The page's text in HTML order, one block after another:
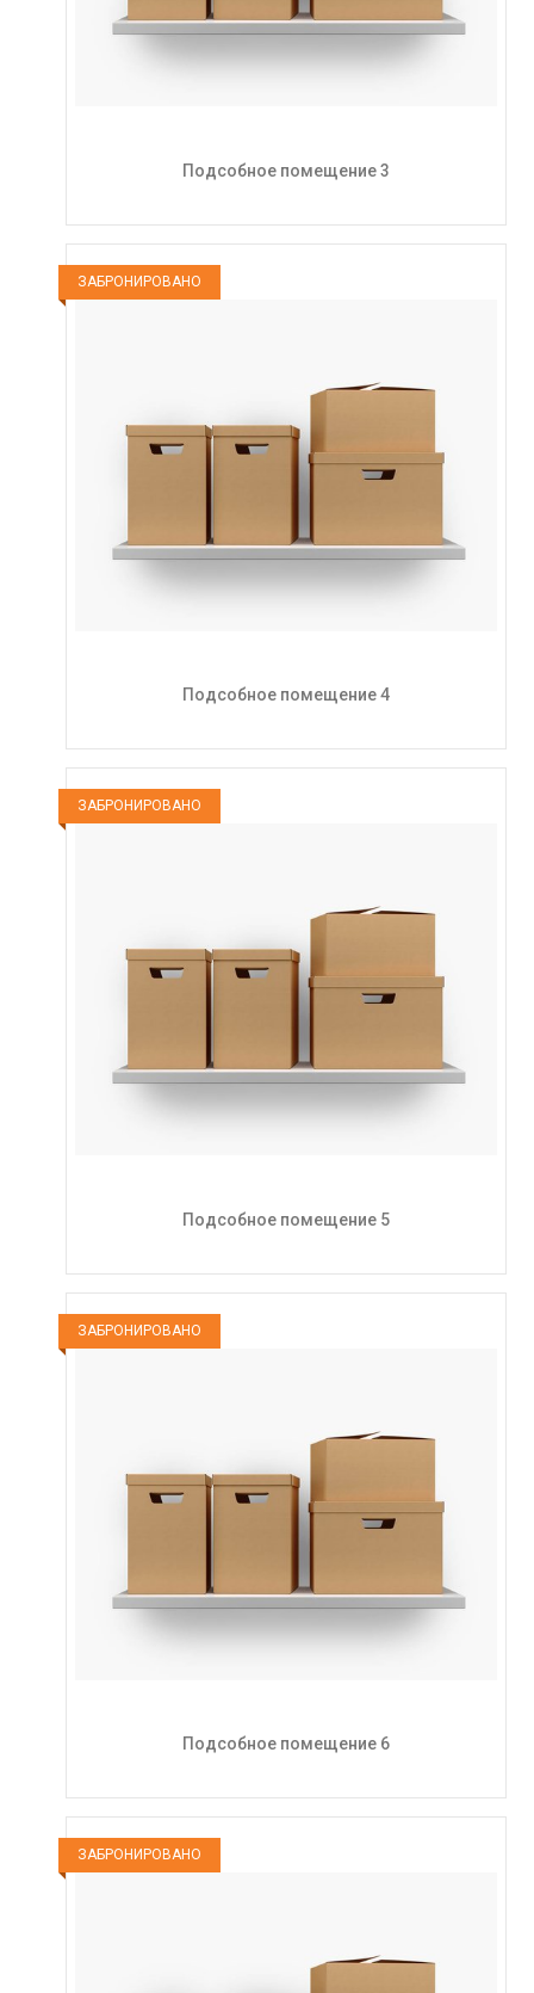
Подсобное помещение 3
ЗАБРОНИРОВАНО
Подсобное помещение 4
ЗАБРОНИРОВАНО
Подсобное помещение 5
ЗАБРОНИРОВАНО
Подсобное помещение 6
ЗАБРОНИРОВАНО